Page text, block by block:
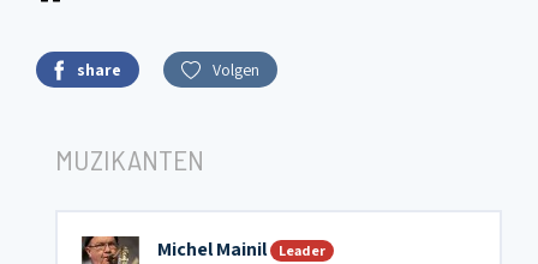
share Volgen
MUZIKANTEN
Michel Mainil Leader